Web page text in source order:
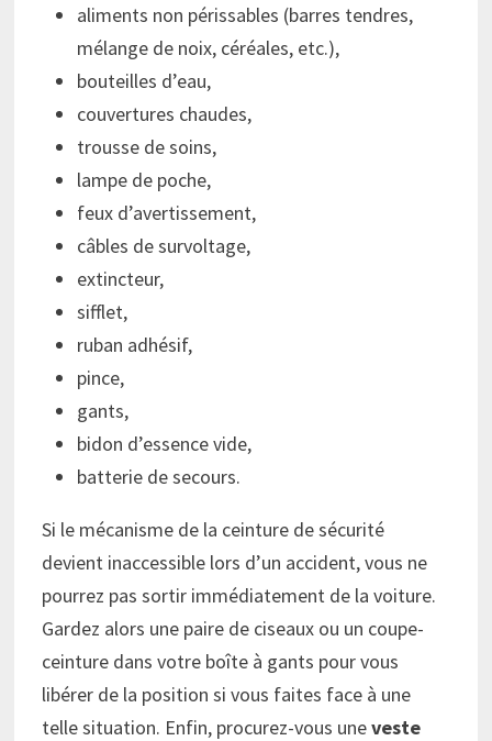
aliments non périssables (barres tendres,
mélange de noix, céréales, etc.),
bouteilles d’eau,
couvertures chaudes,
trousse de soins,
lampe de poche,
feux d’avertissement,
câbles de survoltage,
extincteur,
sifflet,
ruban adhésif,
pince,
gants,
bidon d’essence vide,
batterie de secours.
Si le mécanisme de la ceinture de sécurité
devient inaccessible lors d’un accident, vous ne
pourrez pas sortir immédiatement de la voiture.
Gardez alors une paire de ciseaux ou un coupe-
ceinture dans votre boîte à gants pour vous
libérer de la position si vous faites face à une
telle situation. Enfin, procurez-vous uneveste